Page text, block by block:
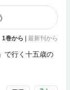
1巻から | 最新刊から
で行く十五歳の